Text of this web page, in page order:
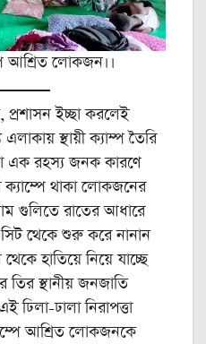
আশ্রিত লোকজন।।
প্রশাসন ইচ্ছা করলেই
এলাকায় স্থায়ী ক্যাম্প তৈরি
এক রহস্য জনক কারণে
ক্যাম্পে থাকা লোকজনের
গুলিতে রাতের আধারে
সিট থেকে শুরু করে নানান
হাতিয়ে নিয়ে যাচ্ছে
তির স্থানীয় জনজাতি
ঢালা নিরাপত্তা
আশ্রিত লোকজনকে